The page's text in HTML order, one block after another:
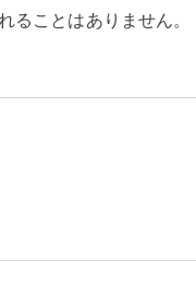
ることはありません。